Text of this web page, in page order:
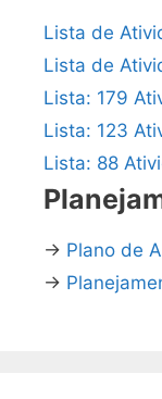
Lista de
Lista de
Lista: 179
Lista: 123
Lista: 88
→ Plano de
→